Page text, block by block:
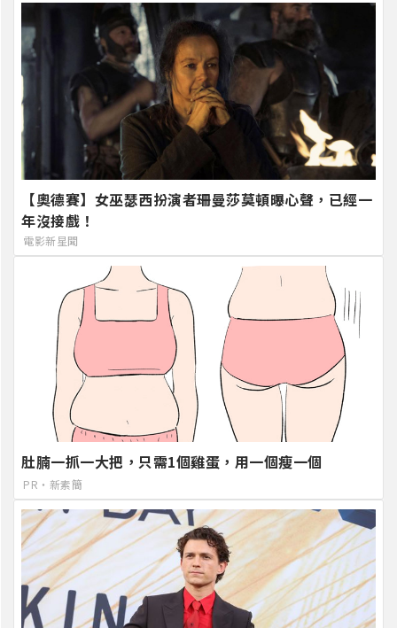
【奧德賽】女巫瑟西扮演者珊曼莎莫頓曝心聲，已經一
年沒接戲！
電影新星聞
肚腩一抓一大把，只需1個雞蛋，用一個瘦一個
PR・新素簡